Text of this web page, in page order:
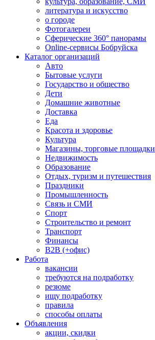
литература и искусство
о городе
Фотогалереи
Сферические 360° панорамы
Online-сервисы Бобруйска
Каталог организаций
Авто
Бытовые услуги
Государство и общество
Дети
Домашние животные
Доставка
Еда
Красота и здоровье
Культура
Магазины, торговые площадки
Недвижимость
Образование
Отдых, туризм и путешествия
Праздники
Промышленность
Связь и СМИ
Спорт
Строительство и ремонт
Транспорт
Финансы
B2B (+офис)
Работа
вакансии
требуются на подработку
резюме
ищу подработку
правила
способы оплаты
Объявления
акции, скидки